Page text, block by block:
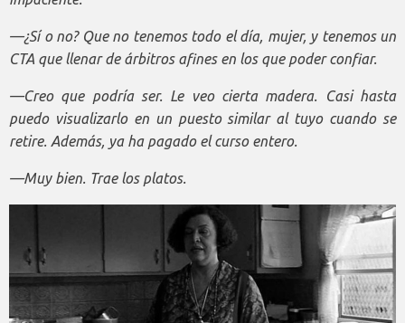
—¿Sí o no? Que no tenemos todo el día, mujer, y tenemos un
CTA que llenar de árbitros afines en los que poder confiar.
—Creo que podría ser. Le veo cierta madera. Casi hasta
puedo visualizarlo en un puesto similar al tuyo cuando se
retire. Además, ya ha pagado el curso entero.
—Muy bien. Trae los platos.